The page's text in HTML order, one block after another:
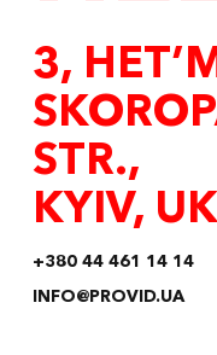
3,
STR.,
KYIV,
+380 44 461 14 14
INFO@PROVID.UA